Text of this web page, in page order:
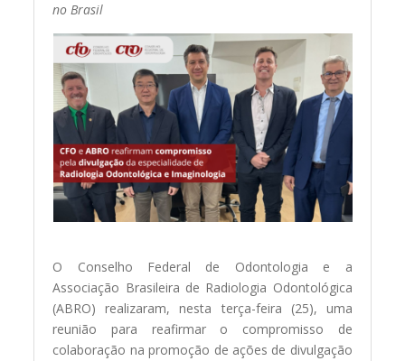
no Brasil
O Conselho Federal de Odontologia e a
Associação Brasileira de Radiologia Odontológica
(ABRO) realizaram, nesta terça-feira (25), uma
reunião para reafirmar o compromisso de
colaboração na promoção de ações de divulgação